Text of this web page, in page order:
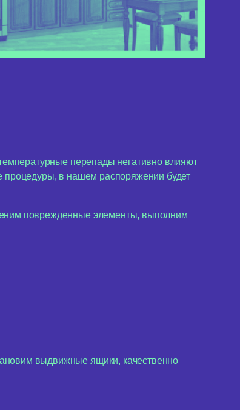
перепады негативно влияют
процедуры, в нашем распоряжении будет
поврежденные элементы, выполним
выдвижные ящики, качественно